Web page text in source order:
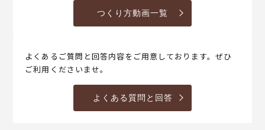
つくり方動画一覧
よくあるご質問と回答内容をご用意しております。ぜひ
ご利用くださいませ。
よくある質問と回答